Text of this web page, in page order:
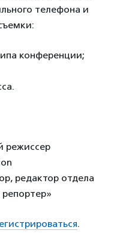
телефона и
конференции;
режиссер
редактор отдела
.